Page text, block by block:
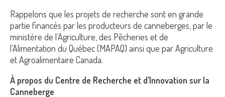
Rappelons que les projets de recherche sont en grande
partie financés par les producteurs de canneberges, par le
ministère de l’Agriculture, des Pêcheries et de
l’Alimentation du Québec (MAPAQ) ainsi que par Agriculture
et Agroalimentaire Canada.
À propos du Centre de Recherche et d’Innovation sur la
Canneberge